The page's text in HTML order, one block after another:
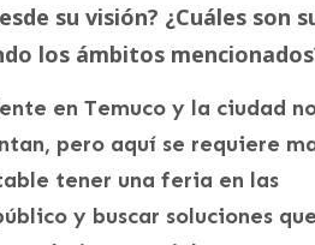
su visión? ¿Cuáles son
los ámbitos
en Temuco y la ciudad
pero aquí se requiere
tener una feria en las
y buscar soluciones que